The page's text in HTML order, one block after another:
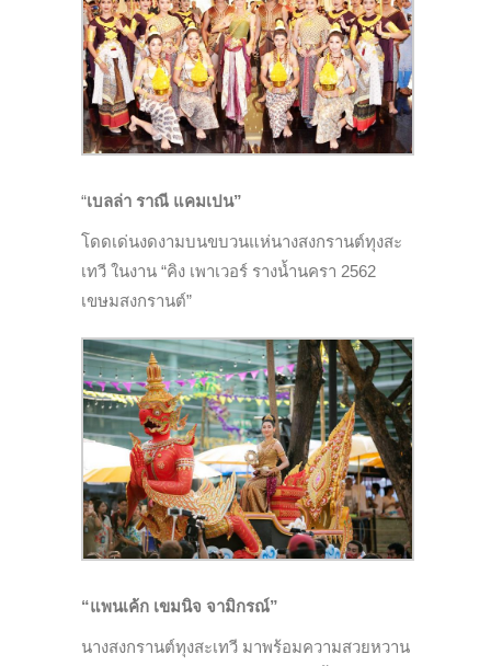
“เบลล่า ราณี แคมเปน”
โดดเด่นงดงามบนขบวนแห่นางสงกรานต์ทุงสะ
เทวี ในงาน “คิง เพาเวอร์ รางน้ำนครา 2562
เขษมสงกรานต์”
“แพนเค้ก เขมนิจ จามิกรณ์”
นางสงกรานต์ทุงสะเทวี มาพร้อมความสวยหวาน